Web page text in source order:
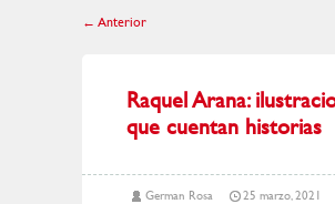
← Anterior
Raquel Arana:
que cuentan historias
German Rosa
25 marzo, 2021